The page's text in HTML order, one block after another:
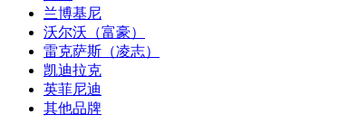
兰博基尼
沃尔沃（富豪）
雷克萨斯（凌志）
凯迪拉克
英菲尼迪
其他品牌